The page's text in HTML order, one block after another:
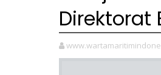
Direktorat